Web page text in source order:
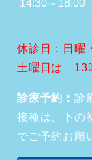
14:30～18:00
休診日：日曜
土曜日は 13
診療予約： 診
接種は、下の
でご予約お願